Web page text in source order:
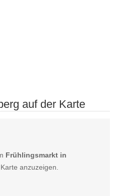
auf der Karte
Frühlingsmarkt in
anzuzeigen.